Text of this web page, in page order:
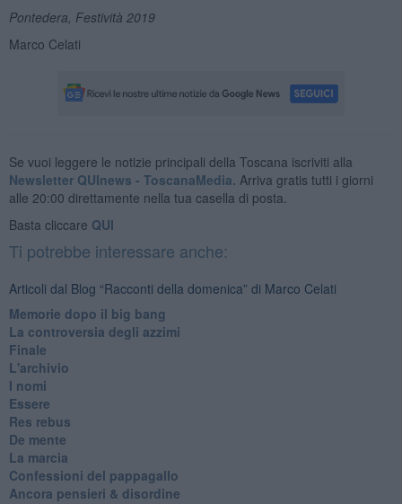
Pontedera, Festività 2019
Marco Celati
Se vuoi leggere le notizie principali della Toscana iscriviti alla
Newsletter QUInews - ToscanaMedia. Arriva gratis tutti i giorni
alle 20:00 direttamente nella tua casella di posta.
Basta cliccare QUI
Ti potrebbe interessare anche:
Articoli dal Blog “Racconti della domenica” di Marco Celati
Memorie dopo il big bang
La controversia degli azzimi
Finale
L'archivio
I nomi
Essere
Res rebus
De mente
La marcia
Confessioni del pappagallo
Ancora pensieri & disordine